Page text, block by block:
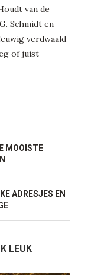
van de
Schmidt en
verdwaald
of juist
MOOISTE
ADRESJES EN
LEUK